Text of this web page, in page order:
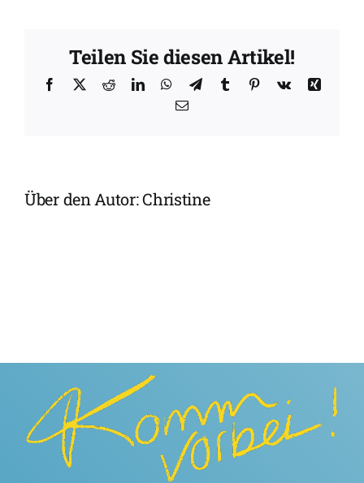
Paten
eine
Teilen Sie diesen Artikel!
Facebook
X RedditLinkedInWhatsApp
TelegramTumblr Pinterest
Vk
Xing
E-
Über den Autor:Christine